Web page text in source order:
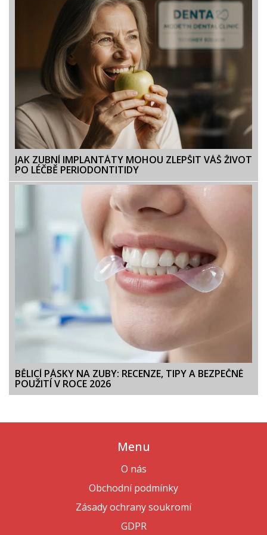
JAK ZUBNÍ IMPLANTÁTY MOHOU ZLEPŠIT VÁŠ ŽIVOT
PO LÉČBĚ PERIODONTITIDY
BĚLICÍ PÁSKY NA ZUBY: RECENZE, TIPY A BEZPEČNÉ
POUŽITÍ V ROCE 2026
Menu
O nás
Obchodní podmínky
Zásady ochrany soukromí
GDPR